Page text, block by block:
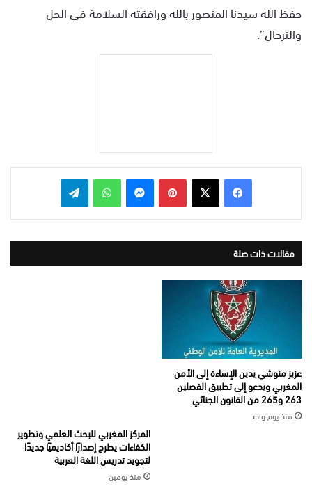
حفظ الله سيدنا المنصور بالله ورافقته السلامة في الحل
والترحال”.
بينتيريست واتساب
مقالات ذات صلة
عزيز منوشي يدين الإساءة إلى الأمن
المغربي ويدعو إلى تطبيق الفصلين
263 و265 من القانون الجنائي
منذ يوم واحد
المركز المغربي للبحث العلمي وتطوير
الكفاءات يطرح إصدارًا أكاديميًا جديدًا
لتجويد تدريس اللغة العربية
منذ يومين